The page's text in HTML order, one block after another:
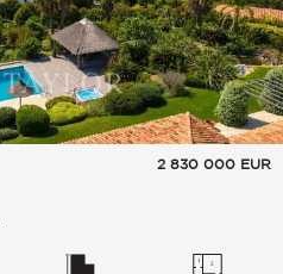
2 830 000 EUR